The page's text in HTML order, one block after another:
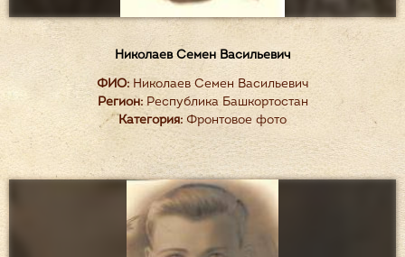
Николаев Семен Васильевич
ФИО: Николаев Семен Васильевич
Регион:Республика Башкортостан
Категория: Фронтовое фото